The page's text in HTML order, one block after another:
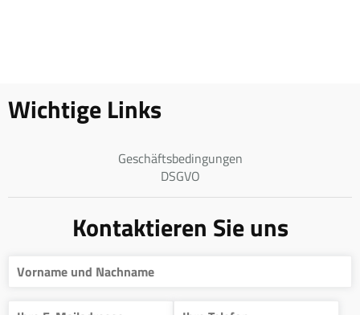
Wichtige Links
Geschäftsbedingungen
DSGVO
Kontaktieren Sie uns